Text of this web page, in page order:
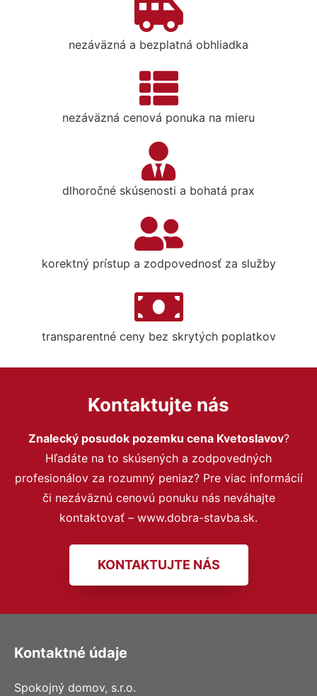
nezáväzná a bezplatná obhliadka
nezáväzná cenová ponuka na mieru
dlhoročné skúsenosti a bohatá prax
korektný prístup a zodpovednosť za služby
transparentné ceny bez skrytých poplatkov
Kontaktujte nás
Znalecký posudok pozemku cena Kvetoslavov?
Hľadáte na to skúsených a zodpovedných
profesionálov za rozumný peniaz? Pre viac informácií
či nezáväznú cenovú ponuku nás neváhajte
kontaktovať – www.dobra-stavba.sk.
KONTAKTUJTE NÁS
Kontaktné údaje
Spokojný domov, s.r.o.